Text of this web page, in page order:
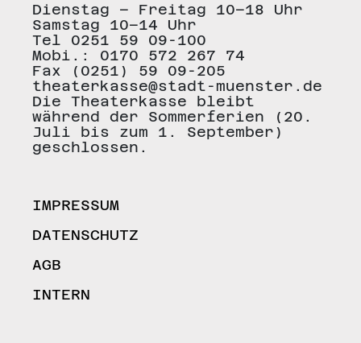
Dienstag – Freitag 10–18 Uhr
Samstag 10–14 Uhr
Tel 0251 59 09-100
Mobi.: 0170 572 267 74
Fax (0251) 59 09-205
theaterkasse@stadt-muenster.de
Die Theaterkasse bleibt
während der Sommerferien (20.
Juli bis zum 1. September)
geschlossen.
IMPRESSUM
DATENSCHUTZ
AGB
INTERN